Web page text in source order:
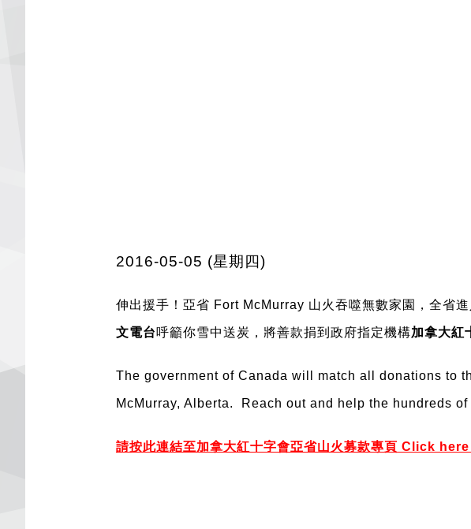
2016-05-05 (星期四)
伸出援手！亞省 Fort McMurray 山火吞噬無數家園，全省
文電台呼籲你雪中送炭，將善款捐到政府指定機構加拿大紅
The government of Canada will match all donations to
McMurray, Alberta. Reach out and help the hundreds
請按此連結至加拿大紅十字會亞省山火募款專頁 Click